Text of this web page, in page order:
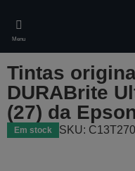
main
content
Menu
Tintas
DURABrite
(27) da
Em stock SKU: